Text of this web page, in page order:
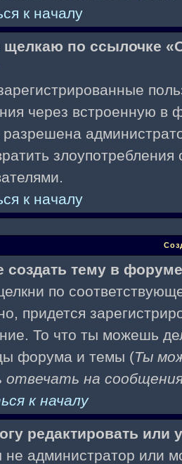
к началу
щелкаю по ссылочке
через встроенную в
к началу
создать тему в
по
придется
То что ты можешь
форума и темы (Ты
отвечать на
к началу
редактировать или
не администратор или